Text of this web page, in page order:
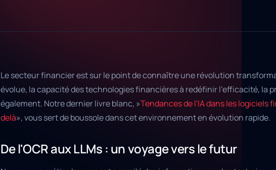
Le secteur financier est sur le point de connaître une révolution
évolue, la capacité des technologies financières à redéfinir l'efficacité, la
également. Notre dernier livre blanc, »Tendances de l'IA dans les logiciels
delà», vous sert de boussole dans cet environnement en évolution rapide.
De l'OCR aux LLMs : un voyage vers le futur